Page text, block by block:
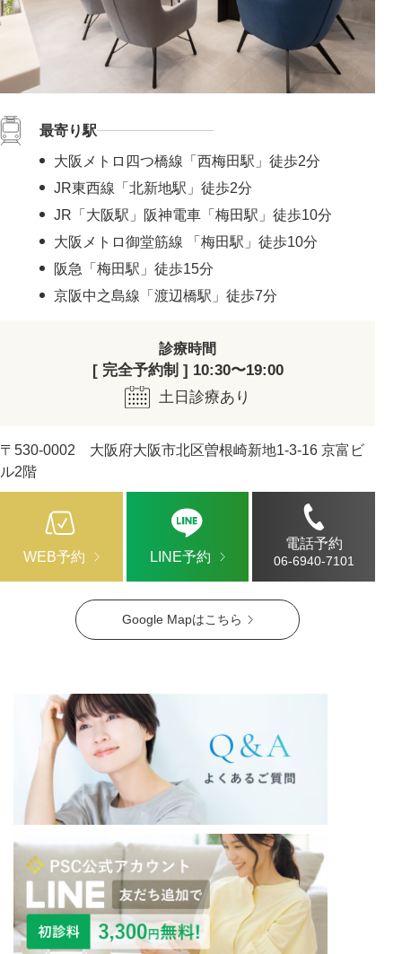
Google Mapはこちら
最寄り駅
大阪メトロ四つ橋線「西梅田駅」徒歩2分
JR東西線「北新地駅」徒歩2分
JR「大阪駅」阪神電車「梅田駅」徒歩10分
大阪メトロ御堂筋線 「梅田駅」徒歩10分
阪急「梅田駅」徒歩15分
京阪中之島線「渡辺橋駅」徒歩7分
診療時間
[ 完全予約制 ] 10:30〜19:00
土日診療あり
〒530-0002 大阪府大阪市北区曽根崎新地1-3-16 京富ビ
ル2階
WEB予約 LINE予約
電話予約
06-6940-7101